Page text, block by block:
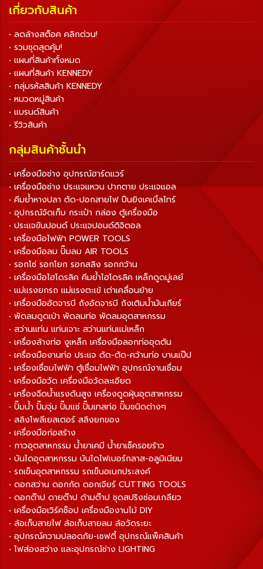
เกี่ยวกับสินค้า
• ลดล้างสต็อค คลิกด่วน!
• รวมชุดสุดคุ้ม!
• แผนที่สินค้าทั้งหมด
• แผนที่สินค้า KENNEDY
• กลุ่มรหัสสินค้า KENNEDY
• หมวดหมู่สินค้า
• แบรนด์สินค้า
• รีวิวสินค้า
กลุ่มสินค้าชั้นนำ
• เครื่องมือช่าง อุปกรณ์ฮาร์ดแวร์
• เครื่องมือช่าง ประแจแหวน ปากตาย ประแจแอล
• คีมย้ำหางปลา ตัด-ปอกสายไฟ ปืนยิงเคเบิ้ลไทร์
• อุปกรณ์จัดเก็บ กระเป๋า กล่อง ตู้เครื่องมือ
• ประแจขันปอนด์ ประแจปอนด์ดิจิตอล
• เครื่องมือไฟฟ้า POWER TOOLS
• เครื่องมือลม ปั๊มลม AIR TOOLS
• รอกโซ่ รอกโยก รอกสลิง รอกกว้าน
• เครื่องมือไฮโดรลิค คีมย้ำไฮโดรลิค เหล็กดูดมู่เลย์
• แม่แรงยกรถ แม่แรงตะเข้ เต่าเคลื่อนย้าย
• เครื่องมืออัดจารบี ถังอัดจารบี ถังเติมน้ำมันเกียร์
• พัดลมดูดเป่า พัดลมท่อ พัดลมอุตสาหกรรม
• สว่านแท่น แท่นเจาะ สว่านแท่นแม่เหล็ก
• เครื่องล้างท่อ งูเหล็ก เครื่องมือลอกท่ออุดตัน
• เครื่องมืองานท่อ ประแจ ดัด-ตัด-คว้านท่อ บานแป๊ป
• เครื่องเชื่อมไฟฟ้า ตู้เชื่อมไฟฟ้า อุปกรณ์งานเชื่อม
• เครื่องมือวัด เครื่องมือวัดละเอียด
• เครื่องฉีดน้ำแรงดันสูง เครื่องดูดฝุ่นอุตสาหกรรม
• ปั๊มน้ำ ปั๊มจุ่ม ปั๊มแช่ ปั๊มเทสท่อ ปั๊มชนิดต่างๆ
• สลิงโพลีเยสเตอร์ สลิงยกของ
• เครื่องมือก่อสร้าง
• กาวอุตสาหกรรม น้ำยาเคมี น้ำยาเช็ครอยร้าว
• บันไดอุตสาหกรรม บันไดไฟเบอร์กลาส-อลูมิเนียม
• รถเข็นอุตสาหกรรม รถเข็นอเนกประสงค์
• ดอกสว่าน ดอกกัด ดอกเจียร์ CUTTING TOOLS
• ดอกต๊าป ดายต๊าป ด้ามต๊าป ชุดสปริงซ่อมเกลียว
• เครื่องมือเวิร์คช็อป เครื่องมืองานไม้ DIY
• ล้อเก็บสายไฟ ล้อเก็บสายลม ล้อวัดระยะ
• อุปกรณ์ความปลอดภัย-เซฟตี้ อุปกรณ์แพ็คสินค้า
• ไฟส่องสว่าง และอุปกรณ์ช่าง LIGHTING